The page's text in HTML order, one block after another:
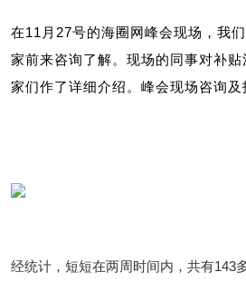
在11月27号的海圈网峰会现场，我
家前来咨询了解。现场的同事对补
家们作了详细介绍。峰会现场咨询及
经统计，短短在两周时间内，共有143